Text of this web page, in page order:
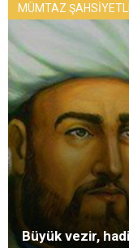
MÜMTAZ
Büyük vezir,